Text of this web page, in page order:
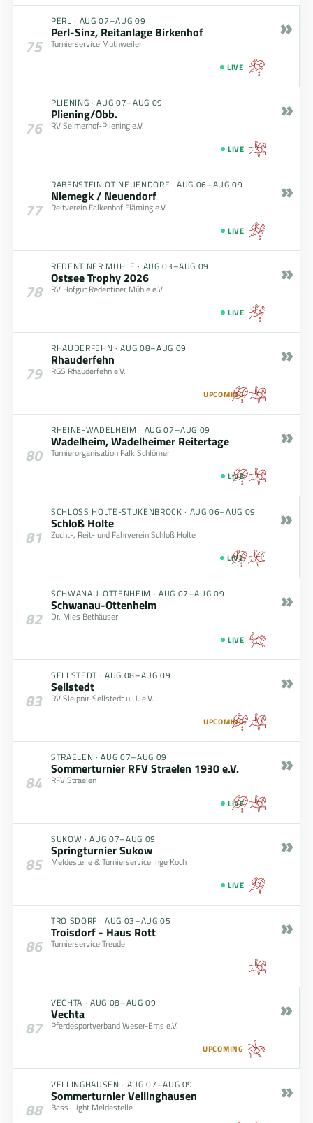
75
PERL · AUG 07–AUG 09
Perl-Sinz, Reitanlage Birkenhof
Turnierservice Muthweiler
LIVE
»
76
PLIENING ·AUG 07–AUG 09
Pliening/Obb.
RV Selmerhof-Pliening e.V.
LIVE
»
77
RABENSTEIN OT NEUENDORF ·AUG 06–AUG 09
Niemegk / Neuendorf
Reitverein Falkenhof Fläming e.V.
LIVE
»
78
REDENTINER MÜHLE · AUG 03–AUG 09
Ostsee Trophy 2026
RV Hofgut Redentiner Mühle e.V.
LIVE
»
79
RHAUDERFEHN ·AUG 08–AUG 09
Rhauderfehn
RGS Rhauderfehn e.V.
UPCOMING
»
80
RHEINE-WADELHEIM · AUG 07–AUG 09
Wadelheim, Wadelheimer Reitertage
Turnierorganisation Falk Schlömer
LIVE
»
81
SCHLOSS HOLTE-STUKENBROCK · AUG 06–AUG 09
Schloß Holte
Zucht-, Reit- und Fahrverein Schloß Holte
LIVE
»
82
SCHWANAU-OTTENHEIM · AUG 07–AUG 09
Schwanau-Ottenheim
Dr. Mies Bethäuser
LIVE
»
83
SELLSTEDT · AUG 08–AUG 09
Sellstedt
RV Sleipnir-Sellstedt u.U. e.V.
UPCOMING
»
84
STRAELEN ·AUG 07–AUG 09
Sommerturnier RFV Straelen 1930 e.V.
RFV Straelen
LIVE
»
85
SUKOW ·AUG 07–AUG 09
Springturnier Sukow
Meldestelle & Turnierservice Inge Koch
LIVE
»
86
TROISDORF · AUG 03–AUG 05
Troisdorf - Haus Rott
Turnierservice Treude
»
87
VECHTA · AUG 08–AUG 09
Vechta
Pferdesportverband Weser-Ems e.V.
UPCOMING
»
88
VELLINGHAUSEN · AUG 07–AUG 09
Sommerturnier Vellinghausen
Bass-Light Meldestelle
»